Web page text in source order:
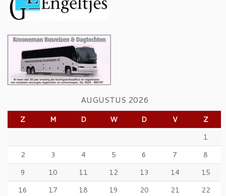
AUGUSTUS 2026
Z M D W D V
Z
1
2
3 4 5 6 7
8
9
10 11 12 13 14
15
16
17 18 19 20 21
22